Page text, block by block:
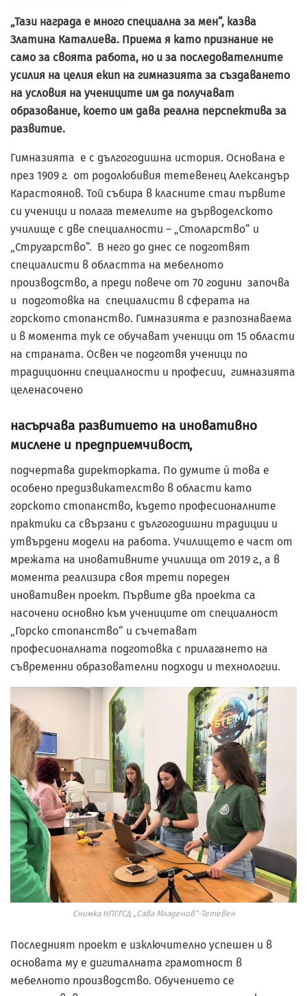
„Тази награда е много специална за мен“, казва
Златина Каталиева. Приема я като признание не
само за своята работа, но и за последователните
усилия на целия екип на гимназията за създаването
на условия на учениците им да получават
образование, което им дава реална перспектива за
развитие.
Гимназията е с дългогодишна история. Основана е
през 1909 г. от родолюбивия тетевенец Александър
Карастоянов. Той събира в класните стаи първите
си ученици и полага темелите на дърводелското
училище с две специалности – „Столарство“ и
„Стругарство“. В него до днес се подготвят
специалисти в областта на мебелното
производство, а преди повече от 70 години започва
и подготовка на специалисти в сферата на
горското стопанство. Гимназията е разпознаваема
и в момента тук се обучават ученици от 15 области
на страната. Освен че подготвя ученици по
традиционни специалности и професии, гимназията
целенасочено
насърчава развитието на иновативно
мислене и предприемчивост,
подчертава директорката. По думите ѝ това е
особено предизвикателство в области като
горското стопанство, където професионалните
практики са свързани с дългогодишни традиции и
утвърдени модели на работа. Училището е част от
мрежата на иновативните училища от 2019 г., а в
момента реализира своя трети пореден
иновативен проект. Първите два проекта са
насочени основно към учениците от специалност
„Горско стопанство“ и съчетават
професионалната подготовка с прилагането на
съвременни образователни подходи и технологии.
Снимка НПГГСД „Сава Младенов“-Тетевен
Последният проект е изключително успешен и в
основата му е дигиталната грамотност в
мебелното производство. Обучението се